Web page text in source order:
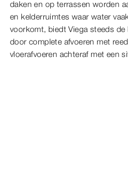
daken en op terrassen worden
en kelderruimtes waar water
voorkomt, biedt Viega steeds
door complete afvoeren met
vloerafvoeren achteraf met een